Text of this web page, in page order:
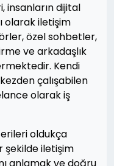
dijital
olarak iletişim
özel sohbetler,
ve arkadaşlık
Kendi
çalışabilen
olarak iş
oldukça
şekilde iletişim